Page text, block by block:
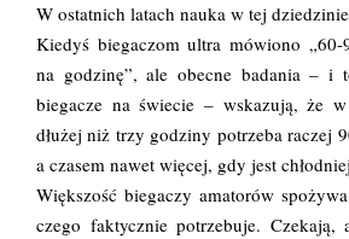
W ostatnich latach nauka w tej
Kiedyś biegaczom ultra mówiono „60-
na godzinę”, ale obecne badania – i
biegacze na świecie – wskazują, że
dłużej niż trzy godziny potrzeba raczej
a czasem nawet więcej, gdy jest
Większość biegaczy amatorów
czego faktycznie potrzebuje. Czekają,